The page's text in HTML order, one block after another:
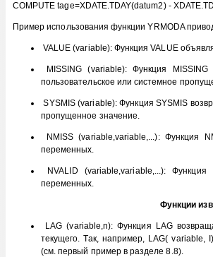
COMPUTE tage=XDATE.TDAY(datum2) -
Пример использования функции YRMODA
VALUE (variable): Функция VALUE
MISSING (variable): Функция
пользовательское или системное
SYSMIS (variable): Функция SYSMIS
пропущенное значение.
NMISS (variable,variable,...): Функция
переменных.
NVALID (variable,variable,...):
переменных.
Функции
LAG (variable,n): Функция LAG
текущего. Так, например, LAG(
(см. первый пример в разделе 8.8).